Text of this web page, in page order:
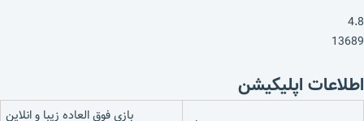
4.8
13689
اطلاعات اپلیکیشن
بازی فوق العاده زیبا و انلاین